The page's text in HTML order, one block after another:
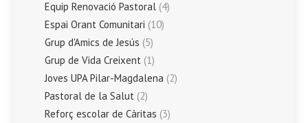
Equip Renovació Pastoral (4)
Espai Orant Comunitari (10)
Grup d'Amics de Jesús (5)
Grup de Vida Creixent (1)
Joves UPA Pilar-Magdalena (2)
Pastoral de la Salut (2)
Reforç escolar de Càritas (3)